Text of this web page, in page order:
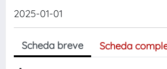
2025-01-01
Scheda breve Scheda